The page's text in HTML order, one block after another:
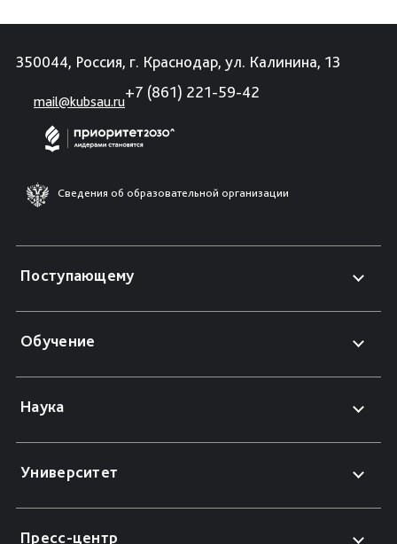
350044, Россия, г. Краснодар, ул. Калинина, 13
mail@kubsau.ru
+7 (861) 221-59-42
Сведения об образовательной организации
Поступающему
Обучение
Наука
Университет
Пресс-центр